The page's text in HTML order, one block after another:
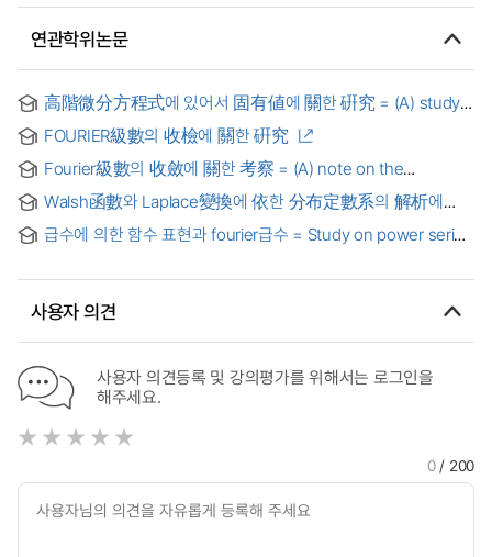
연관학위논문
高階微分方程式에 있어서 固有値에 關한 硏究 = (A) study
of characteristic value on the high order differential
equations
FOURIER級數의 收檢에 關한 硏究
Fourier級數의 收斂에 關한 考察 = (A) note on the
Walsh函數와 Laplace變換에 依한 分布定數系의 解析에
급수에 의한 함수 표현과 fourier급수 = Study on power series
사용자 의견
사용자 의견등록 및 강의평가를 위해서는 로그인을
해주세요.
0/ 200